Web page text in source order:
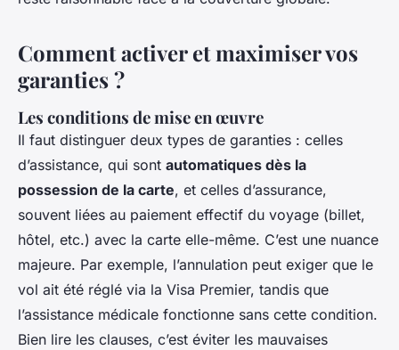
Comment activer et maximiser vos
garanties ?
Les conditions de mise en œuvre
Il faut distinguer deux types de garanties : celles
d’assistance, qui sont automatiques dès la
possession de la carte, et celles d’assurance,
souvent liées au paiement effectif du voyage (billet,
hôtel, etc.) avec la carte elle-même. C’est une nuance
majeure. Par exemple, l’annulation peut exiger que le
vol ait été réglé via la Visa Premier, tandis que
l’assistance médicale fonctionne sans cette condition.
Bien lire les clauses, c’est éviter les mauvaises